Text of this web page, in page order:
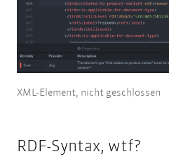
XML-Element, nicht geschlossen
RDF-Syntax, wtf?